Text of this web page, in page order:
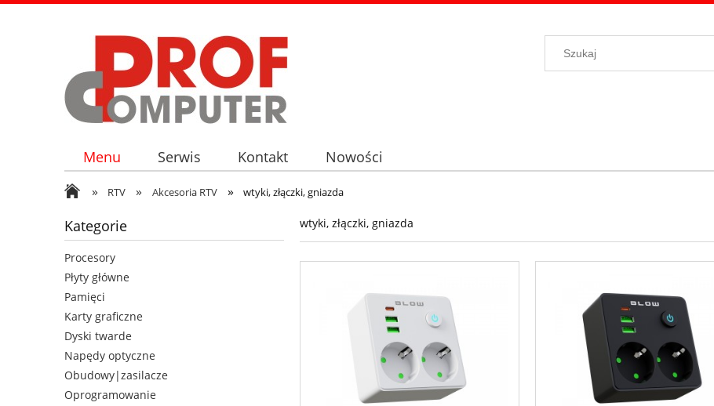
Menu Serwis Kontakt Nowości
» RTV » Akcesoria RTV » wtyki, złączki, gniazda
Kategorie
Procesory
Płyty główne
Pamięci
Karty graficzne
Dyski twarde
Napędy optyczne
Obudowy|zasilacze
Oprogramowanie
wtyki, złączki, gniazda